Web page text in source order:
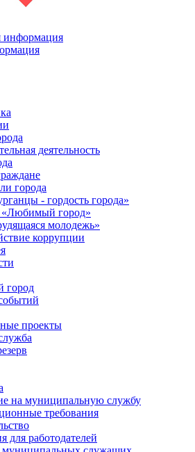
информация
деятельность
города
- гордость города»
город»
молодежь»
коррупции
город
проекты
на муниципальную службу
требования
для работодателей